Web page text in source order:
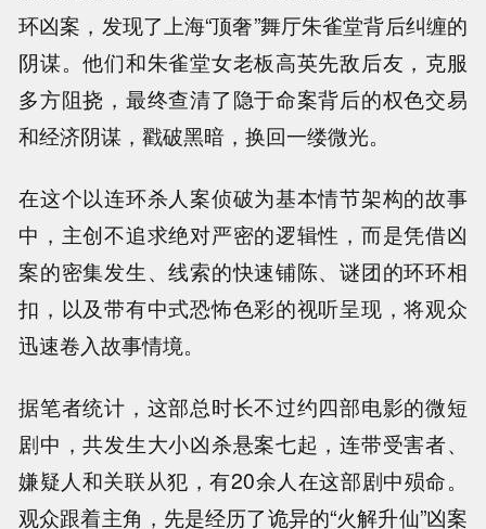
环凶案，发现了上海“顶奢”舞厅朱雀堂背后纠缠的
阴谋。他们和朱雀堂女老板高英先敌后友，克服
多方阻挠，最终查清了隐于命案背后的权色交易
和经济阴谋，戳破黑暗，换回一缕微光。
在这个以连环杀人案侦破为基本情节架构的故事
中，主创不追求绝对严密的逻辑性，而是凭借凶
案的密集发生、线索的快速铺陈、谜团的环环相
扣，以及带有中式恐怖色彩的视听呈现，将观众
迅速卷入故事情境。
据笔者统计，这部总时长不过约四部电影的微短
剧中，共发生大小凶杀悬案七起，连带受害者、
嫌疑人和关联从犯，有20余人在这部剧中殒命。
观众跟着主角，先是经历了诡异的“火解升仙”凶案